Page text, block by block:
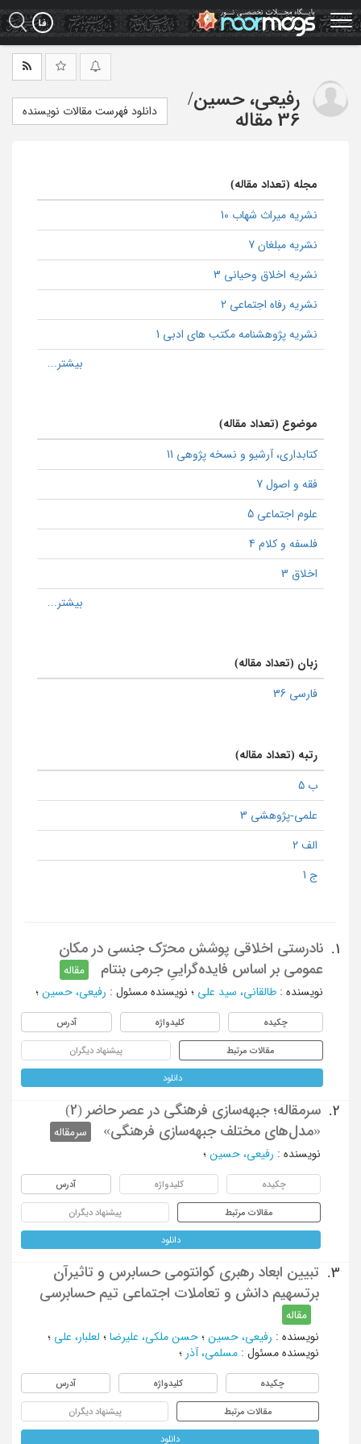
Skip
to
main
رفیعی، حسین/
36 مقاله
دانلود فهرست مقالات نویسنده
مجله (تعداد مقاله)
نشریه میراث شهاب 10
نشریه مبلغان 7
نشریه اخلاق وحیانی 3
نشریه رفاه اجتماعی 2
نشریه پژوهشنامه مکتب های ادبی 1
موضوع (تعداد مقاله)
كتابداری، آرشیو و نسخه پژوهی 11
فقه و اصول 7
علوم اجتماعی 5
فلسفه و کلام 4
اخلاق 3
زبان (تعداد مقاله)
فارسی 36
رتبه (تعداد مقاله)
ب 5
علمی-پژوهشی 3
الف 2
ج 1
1.
نادرستی اخلاقی پوشش محرّک جنسی در مکان
عمومی بر اساس فایده‌گراییِ جرمی بنتام
مقاله
نویسنده : طالقانی، سید علی ؛ نویسنده مسئول : رفیعی، حسین ؛
چکیده کلیدواژه آدرس
مقالات مرتبط پیشنهاد دیگران
دانلود
2.
سرمقاله؛ جبهه‌سازی فرهنگی در عصر حاضر (2)
«مدل‌های مختلف جبهه‌سازی فرهنگی»
سرمقاله
نویسنده : رفیعی، حسین ؛
چکیده کلیدواژه آدرس
مقالات مرتبط پیشنهاد دیگران
دانلود
3.
تبیین ابعاد رهبری کوانتومی‌ حسابرس و تاثیرآن
برتسهیم دانش و تعاملات اجتماعی تیم حسابرسی
مقاله
نویسنده : رفیعی، حسین ؛ حسن ملکی، علیرضا ؛ لعلبار، علی ؛
نویسنده مسئول : مسلمی، آذر ؛
چکیده کلیدواژه آدرس
مقالات مرتبط پیشنهاد دیگران
دانلود